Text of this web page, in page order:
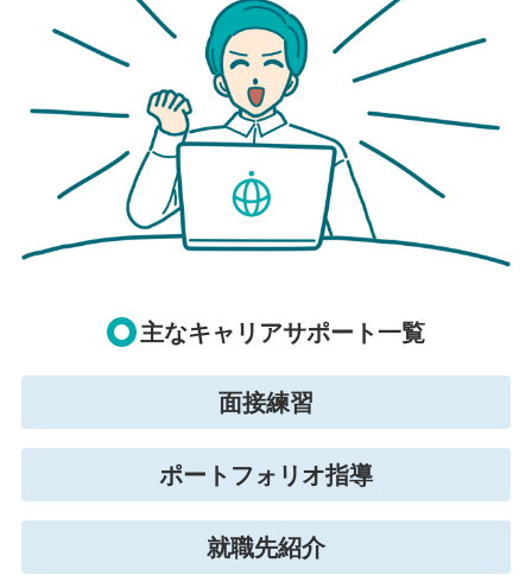
主なキャリアサポート一覧
面接練習
ポートフォリオ指導
就職先紹介